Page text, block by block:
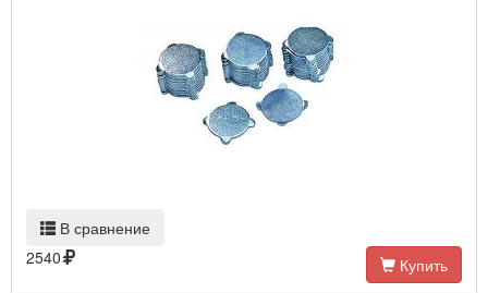
В сравнение
2540
Купить